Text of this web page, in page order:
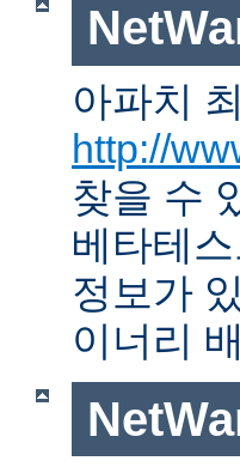
아파치
http://
찾을 수
베타테
정보가
이너리